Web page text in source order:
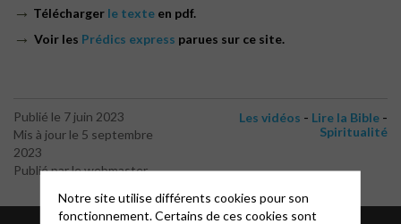
→ Télécharger le texte en pdf.
→ Voir les Prédics express parues sur ce site.
Publié le 7 juin 2023
Mis à jour le 5 septembre
2023
Publié par le webmaster
Les vidéos - Lire la Bible -
Spiritualité
Notre site utilise différents cookies pour son
fonctionnement. Certains de ces cookies sont